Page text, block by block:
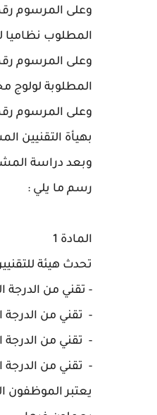
المطلوب نظاميا
المطلوبة لولوج
بهيأة التقنيين
وبعد دراسة المشروع في
رسم ما يلي :
المادة 1
تحدث هيئة
- تقني من الدرجة
- تقني من الدرجة
- تقني من الدرجة
- تقني من الدرجة
يعتبر الموظفون